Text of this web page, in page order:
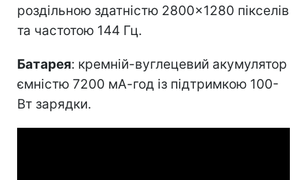
роздільною здатністю 2800×1280 пікселів
та частотою 144 Гц.
Батарея: кремній-вуглецевий акумулятор
ємністю 7200 мА-год із підтримкою 100-
Вт зарядки.